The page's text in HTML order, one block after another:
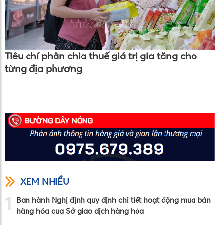
Tiêu chí phân chia thuế giá trị gia tăng cho
từng địa phương
XEM NHIỀU
1
Ban hành Nghị định quy định chi tiết hoạt động mua bán
hàng hóa qua Sở giao dịch hàng hóa